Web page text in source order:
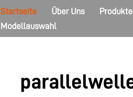
Startseite Über Uns Produkte
Modellauswahl